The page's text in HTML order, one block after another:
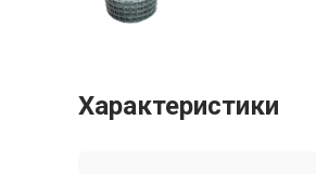
Характеристики